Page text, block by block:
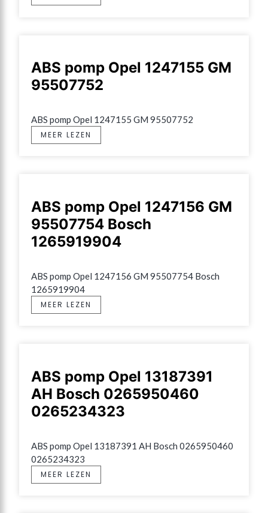
ABS pomp Opel 1247155 GM
95507752
ABS pomp Opel 1247155 GM 95507752
MEER LEZEN
ABS pomp Opel 1247156 GM
95507754 Bosch
1265919904
ABS pomp Opel 1247156 GM 95507754 Bosch
1265919904
MEER LEZEN
ABS pomp Opel 13187391
AH Bosch 0265950460
0265234323
ABS pomp Opel 13187391 AH Bosch 0265950460
0265234323
MEER LEZEN